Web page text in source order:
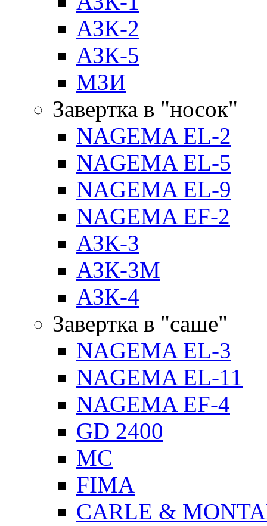
АЗК-2
АЗК-5
МЗИ
Завертка в "носок"
NAGEMA EL-2
NAGEMA EL-5
NAGEMA EL-9
NAGEMA EF-2
АЗК-3
АЗК-3М
АЗК-4
Завертка в "саше"
NAGEMA EL-3
NAGEMA EL-11
NAGEMA EF-4
GD 2400
MC
FIMA
CARLE &